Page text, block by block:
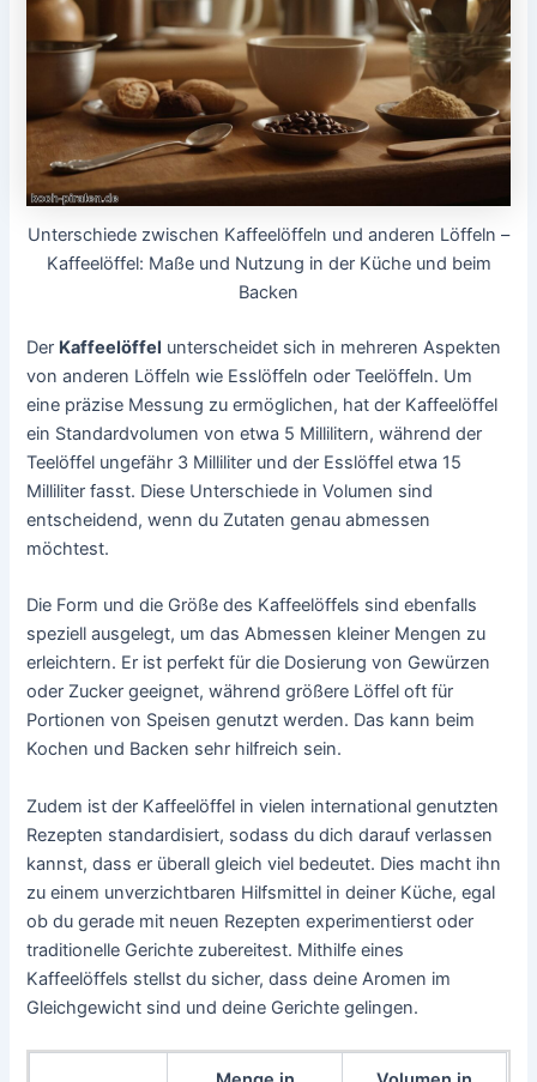
Unterschiede zwischen Kaffeelöffeln und anderen Löffeln –
Kaffeelöffel: Maße und Nutzung in der Küche und beim
Backen
Der Kaffeelöffel unterscheidet sich in mehreren Aspekten
von anderen Löffeln wie Esslöffeln oder Teelöffeln. Um
eine präzise Messung zu ermöglichen, hat der Kaffeelöffel
ein Standardvolumen von etwa 5 Millilitern, während der
Teelöffel ungefähr 3 Milliliter und der Esslöffel etwa 15
Milliliter fasst. Diese Unterschiede in Volumen sind
entscheidend, wenn du Zutaten genau abmessen
möchtest.
Die Form und die Größe des Kaffeelöffels sind ebenfalls
speziell ausgelegt, um das Abmessen kleiner Mengen zu
erleichtern. Er ist perfekt für die Dosierung von Gewürzen
oder Zucker geeignet, während größere Löffel oft für
Portionen von Speisen genutzt werden. Das kann beim
Kochen und Backen sehr hilfreich sein.
Zudem ist der Kaffeelöffel in vielen international genutzten
Rezepten standardisiert, sodass du dich darauf verlassen
kannst, dass er überall gleich viel bedeutet. Dies macht ihn
zu einem unverzichtbaren Hilfsmittel in deiner Küche, egal
ob du gerade mit neuen Rezepten experimentierst oder
traditionelle Gerichte zubereitest. Mithilfe eines
Kaffeelöffels stellst du sicher, dass deine Aromen im
Gleichgewicht sind und deine Gerichte gelingen.